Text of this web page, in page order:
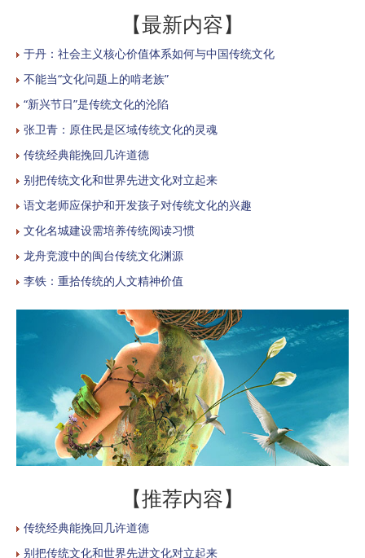
【最新内容】
于丹：社会主义核心价值体系如何与中国传统文化
不能当“文化问题上的啃老族”
“新兴节日”是传统文化的沦陷
张卫青：原住民是区域传统文化的灵魂
传统经典能挽回几许道德
别把传统文化和世界先进文化对立起来
语文老师应保护和开发孩子对传统文化的兴趣
文化名城建设需培养传统阅读习惯
龙舟竞渡中的闽台传统文化渊源
李铁：重拾传统的人文精神价值
【推荐内容】
传统经典能挽回几许道德
别把传统文化和世界先进文化对立起来